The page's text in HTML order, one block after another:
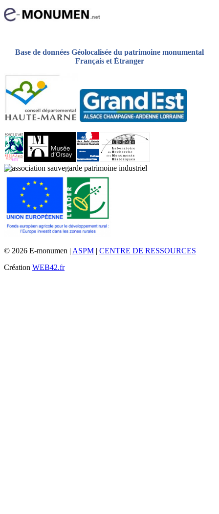
Base de données Géolocalisée du patrimoine monumental
Français et Étranger
© 2026 E-monumen | ASPM | CENTRE DE RESSOURCES
Création WEB42.fr